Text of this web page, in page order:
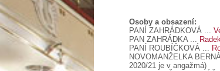
Osoby a obsazení:
PANÍ ZAHRÁDKOVÁ
PAN ZAHRÁDKA
PANÍ ROUBÍČKOVÁ
NOVOMANŽELKA
2020/21 je v angažmá)